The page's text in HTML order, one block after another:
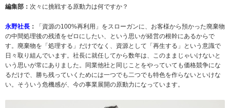
編集部： 次々に挑戦する原動力は何ですか？
永野社長 ：
「資源の100%再利用」をスローガンに、お客様から預かった廃棄物
の中間処理後の残渣をゼロにしたい、という思いが経営の根幹にあるからで
す。廃棄物を「処理する」だけでなく、資源として「再生する」という意識で
日々取り組んでいます。社長に就任してから数年は、このままじゃいけないと
いう思いが常にありました。同業他社と同じことをやっていても価格競争にな
るだけで、勝ち残っていくためには一つでも二つでも特色を作らないといけな
い。そういう危機感が、今の事業展開の原動力になっています。